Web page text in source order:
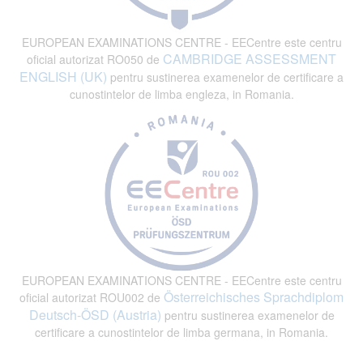
EUROPEAN EXAMINATIONS CENTRE - EECentre este centru
oficial autorizat RO050 de CAMBRIDGE ASSESSMENT
ENGLISH (UK) pentru sustinerea examenelor de certificare a
cunostintelor de limba engleza, in Romania.
EUROPEAN EXAMINATIONS CENTRE - EECentre este centru
oficial autorizat ROU002 de Österreichisches Sprachdiplom
Deutsch-ÖSD (Austria) pentru sustinerea examenelor de
certificare a cunostintelor de limba germana, in Romania.